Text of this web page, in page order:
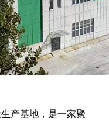
产基地，是一家聚